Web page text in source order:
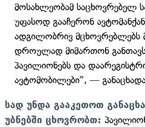
მოსახლეობამ საცხოვრებელ
უფასოდ გააჩერონ
ადგილობრივ მცხოვრებლებს
დროულად მიმართონ
პავილიონებს და
ავტომობილები", —
სად უნდა გააკეთოთ
უბნებში ცხოვრობთ: